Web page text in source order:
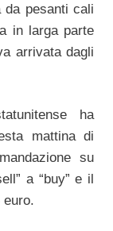
da pesanti cali
in larga parte
arrivata dagli
ha
mattina di
su
a “buy” e il